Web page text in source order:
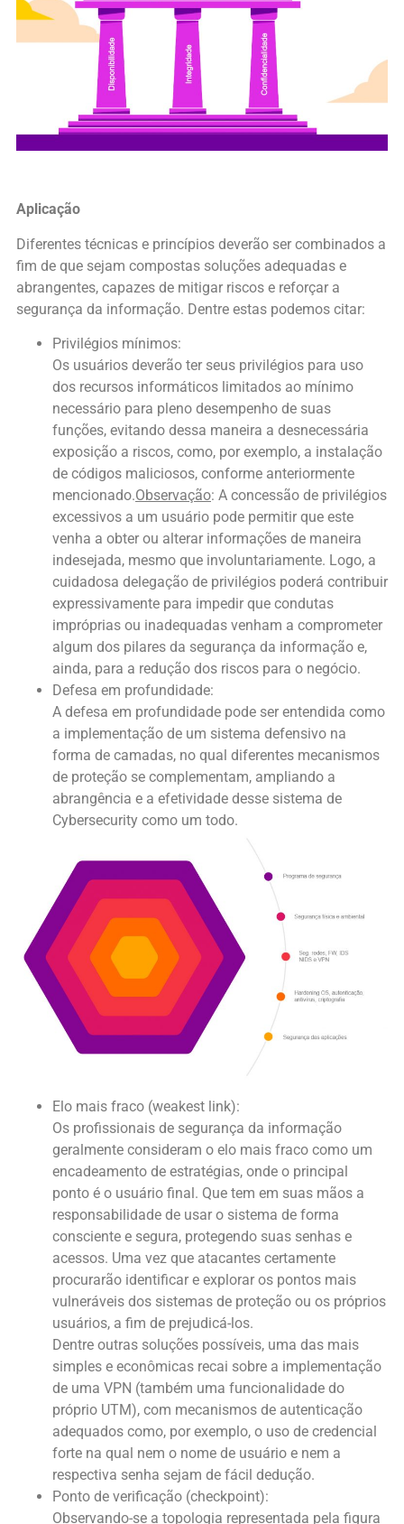
Aplicação
Diferentes técnicas e princípios deverão ser combinados a
fim de que sejam compostas soluções adequadas e
abrangentes, capazes de mitigar riscos e reforçar a
segurança da informação. Dentre estas podemos citar:
Privilégios mínimos:
Os usuários deverão ter seus privilégios para uso
dos recursos informáticos limitados ao mínimo
necessário para pleno desempenho de suas
funções, evitando dessa maneira a desnecessária
exposição a riscos, como, por exemplo, a instalação
de códigos maliciosos, conforme anteriormente
mencionado.Observação: A concessão de privilégios
excessivos a um usuário pode permitir que este
venha a obter ou alterar informações de maneira
indesejada, mesmo que involuntariamente. Logo, a
cuidadosa delegação de privilégios poderá contribuir
expressivamente para impedir que condutas
impróprias ou inadequadas venham a comprometer
algum dos pilares da segurança da informação e,
ainda, para a redução dos riscos para o negócio.
Defesa em profundidade:
A defesa em profundidade pode ser entendida como
a implementação de um sistema defensivo na
forma de camadas, no qual diferentes mecanismos
de proteção se complementam, ampliando a
abrangência e a efetividade desse sistema de
Cybersecurity como um todo.
Elo mais fraco (weakest link):
Os profissionais de segurança da informação
geralmente consideram o elo mais fraco como um
encadeamento de estratégias, onde o principal
ponto é o usuário final. Que tem em suas mãos a
responsabilidade de usar o sistema de forma
consciente e segura, protegendo suas senhas e
acessos. Uma vez que atacantes certamente
procurarão identificar e explorar os pontos mais
vulneráveis dos sistemas de proteção ou os próprios
usuários, a fim de prejudicá-los.
Dentre outras soluções possíveis, uma das mais
simples e econômicas recai sobre a implementação
de uma VPN (também uma funcionalidade do
próprio UTM), com mecanismos de autenticação
adequados como, por exemplo, o uso de credencial
forte na qual nem o nome de usuário e nem a
respectiva senha sejam de fácil dedução.
Ponto de verificação (checkpoint):
Observando-se a topologia representada pela figura